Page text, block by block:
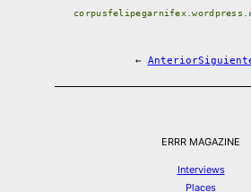
← Anterior
ERRR MAGAZINE
Interviews
Places